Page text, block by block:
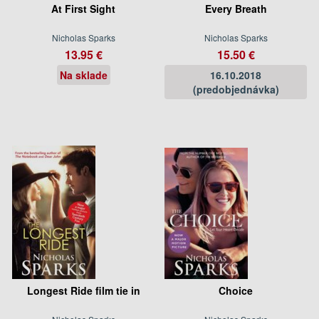
At First Sight
Nicholas Sparks
13.95 €
Na sklade
Every Breath
Nicholas Sparks
15.50 €
16.10.2018
(predobjednávka)
Longest Ride film tie in Choice